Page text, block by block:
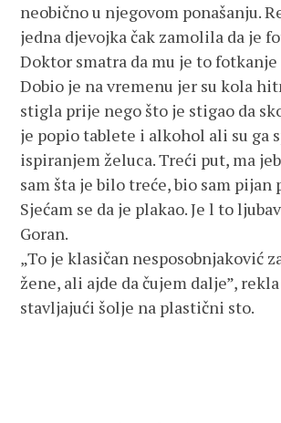
neobično u njegovom ponašanju.
jedna djevojka čak zamolila da je
Doktor smatra da mu je to
Dobio je na vremenu jer su kola
stigla prije nego što je stigao da
je popio tablete i alkohol ali su ga
ispiranjem želuca. Treći put, ma
sam šta je bilo treće, bio sam pijan
Sjećam se da je plakao. Je l to
Goran.
„To je klasičan nesposobnjaković
žene, ali ajde da čujem dalje”,
stavljajući šolje na plastični sto.